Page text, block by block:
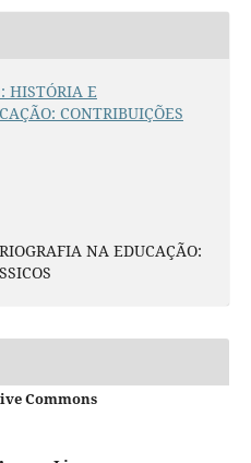
HISTÓRIA E
CONTRIBUIÇÕES
NA EDUCAÇÃO:
Commons